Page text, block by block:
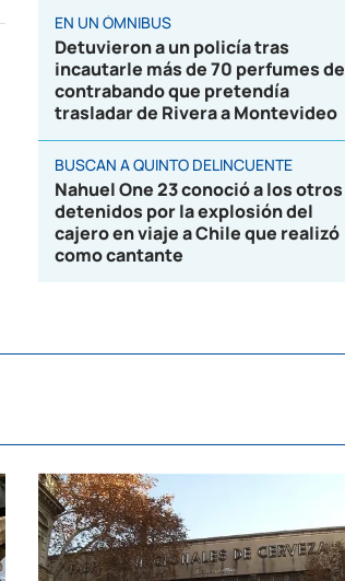
EN UN ÓMNIBUS
Detuvieron a un policía tras
incautarle más de 70 perfumes de
contrabando que pretendía
trasladar de Rivera a Montevideo
BUSCAN A QUINTO DELINCUENTE
Nahuel One 23 conoció a los otros
detenidos por la explosión del
cajero en viaje a Chile que realizó
como cantante